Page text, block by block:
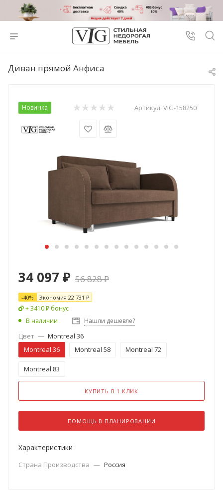
Диван прямой Анфиса
Новинка Артикул: VIG-158250
34 097 ₽ 56 828₽
-40% Экономия 22 731 ₽
+ 3410 ₽ бонус
В наличии
Нашли дешевле?
Цвет — Montreal 36
Montreal 36
Montreal 58 Montreal 72
Montreal 83
КУПИТЬ В 1 КЛИК
ПОМОЩЬ В ПЛАНИРОВАНИИ
Характеристики
Страна Производства — Россия